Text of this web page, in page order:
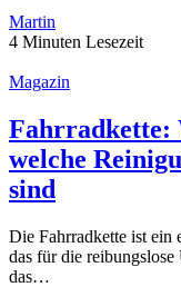
Martin
4 Minuten Lesezeit
Magazin
Fahrradkette:
welche
sind
Die Fahrradkette ist ein
das für die
das…